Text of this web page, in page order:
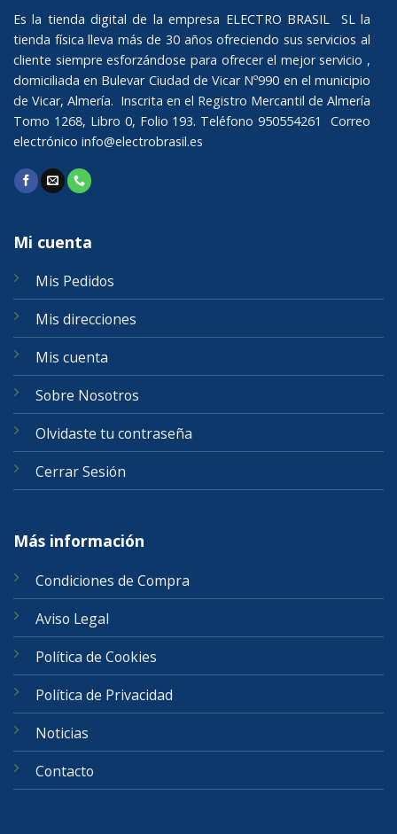
Es la tienda digital de la empresa ELECTRO BRASIL SL la
tienda física lleva más de 30 años ofreciendo sus servicios al
cliente siempre esforzándose para ofrecer el mejor servicio ,
domiciliada en Bulevar Ciudad de Vicar Nº990 en el municipio
de Vicar, Almería. Inscrita en el Registro Mercantil de Almería
Tomo 1268, Libro 0, Folio 193. Teléfono 950554261 Correo
electrónico info@electrobrasil.es
Mi cuenta
Mis Pedidos
Mis direcciones
Mis cuenta
Sobre Nosotros
Olvidaste tu contraseña
Cerrar Sesión
Más información
Condiciones de Compra
Aviso Legal
Política de Cookies
Política de Privacidad
Noticias
Contacto